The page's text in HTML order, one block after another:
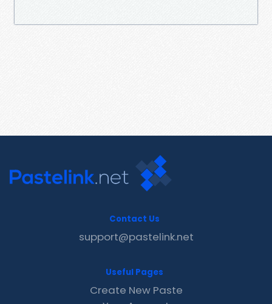
Contact Us
support@pastelink.net
Useful Pages
Create New Paste